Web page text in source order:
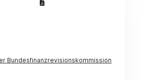
Bundesfinanzrevisionskommission
(Link öffnet ein neues Fenster)